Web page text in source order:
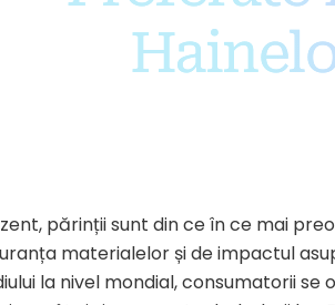
părinții sunt din ce în ce mai
materialelor și de impactul
la nivel mondial, consumatorii